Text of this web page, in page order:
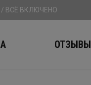
ВСЁ ВКЛЮЧЕНО
ОТЗЫВЫ